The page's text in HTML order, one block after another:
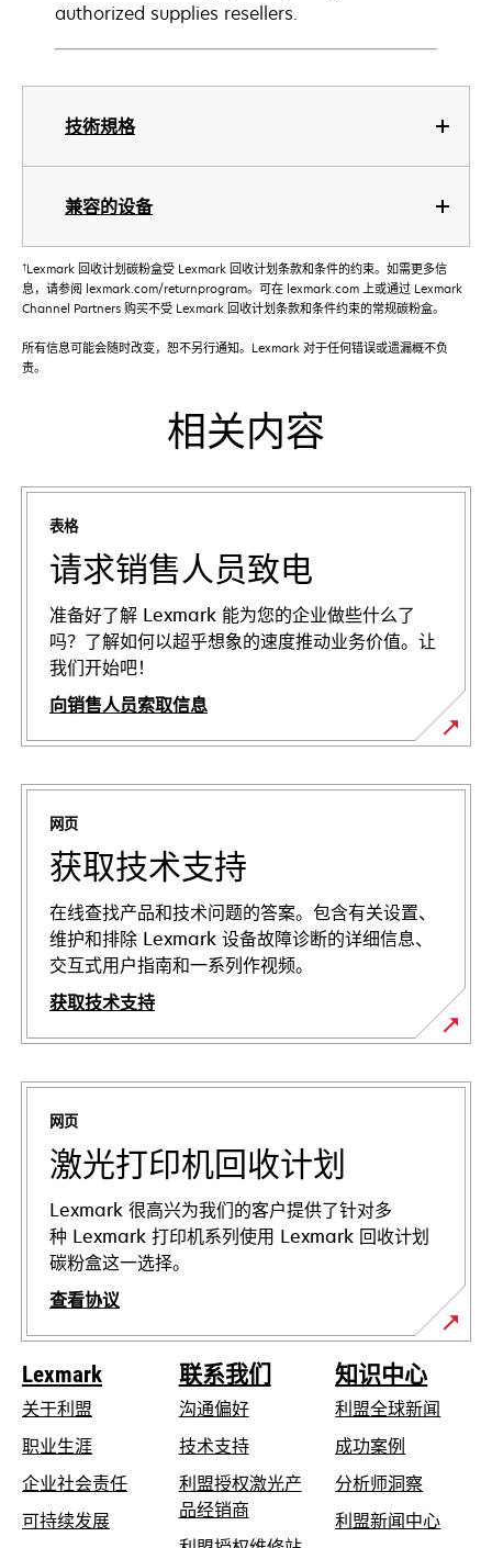
技術規格
兼容的设备
authorized supplies resellers.
†Lexmark 回收计划碳粉盒受 Lexmark 回收计划条款和条件的约束。如需更多信
息，请参阅 lexmark.com/returnprogram。可在 lexmark.com 上或通过 Lexmark
Channel Partners 购买不受 Lexmark 回收计划条款和条件约束的常规碳粉盒。
所有信息可能会随时改变，恕不另行通知。Lexmark 对于任何错误或遗漏概不负
责。
相关内容
表格
请求销售人员致电
准备好了解 Lexmark 能为您的企业做些什么了
吗？了解如何以超乎想象的速度推动业务价值。让
我们开始吧！
向销售人员索取信息
网页
获取技术支持
在线查找产品和技术问题的答案。包含有关设置、
维护和排除 Lexmark 设备故障诊断的详细信息、
交互式用户指南和一系列作视频。
获取技术支持
在
新
网页
激光打印机回收计划
Lexmark 很高兴为我们的客户提供了针对多
种 Lexmark 打印机系列使用 Lexmark 回收计划
碳粉盒这一选择。
查看协议
Lexmark
关于利盟
职业生涯
企业社会责任在
可持续发展
联系我们
沟通偏好
技术支持在
新
标
签
利盟授权激光产
品经销商
知识中心
利盟全球新闻
成功案例
分析师洞察
利盟新闻中心在